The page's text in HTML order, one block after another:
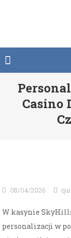
Casino
08/04/2026
W kasynie
personalizacji w